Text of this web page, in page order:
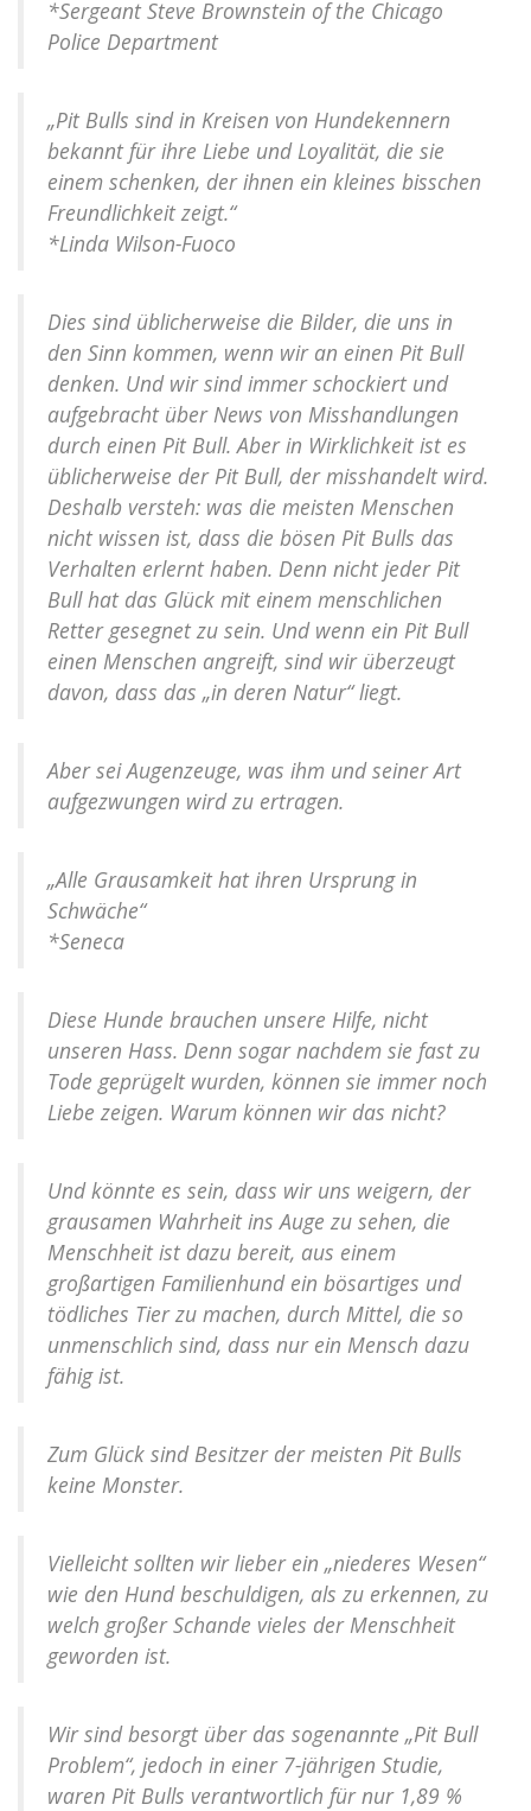
*Sergeant Steve Brownstein of the Chicago
Police Department
„Pit Bulls sind in Kreisen von Hundekennern
bekannt für ihre Liebe und Loyalität, die sie
einem schenken, der ihnen ein kleines bisschen
Freundlichkeit zeigt.“
*Linda Wilson-Fuoco
Dies sind üblicherweise die Bilder, die uns in
den Sinn kommen, wenn wir an einen Pit Bull
denken. Und wir sind immer schockiert und
aufgebracht über News von Misshandlungen
durch einen Pit Bull. Aber in Wirklichkeit ist es
üblicherweise der Pit Bull, der misshandelt wird.
Deshalb versteh: was die meisten Menschen
nicht wissen ist, dass die bösen Pit Bulls das
Verhalten erlernt haben. Denn nicht jeder Pit
Bull hat das Glück mit einem menschlichen
Retter gesegnet zu sein. Und wenn ein Pit Bull
einen Menschen angreift, sind wir überzeugt
davon, dass das „in deren Natur“ liegt.
Aber sei Augenzeuge, was ihm und seiner Art
aufgezwungen wird zu ertragen.
„Alle Grausamkeit hat ihren Ursprung in
Schwäche“
*Seneca
Diese Hunde brauchen unsere Hilfe, nicht
unseren Hass. Denn sogar nachdem sie fast zu
Tode geprügelt wurden, können sie immer noch
Liebe zeigen. Warum können wir das nicht?
Und könnte es sein, dass wir uns weigern, der
grausamen Wahrheit ins Auge zu sehen, die
Menschheit ist dazu bereit, aus einem
großartigen Familienhund ein bösartiges und
tödliches Tier zu machen, durch Mittel, die so
unmenschlich sind, dass nur ein Mensch dazu
fähig ist.
Zum Glück sind Besitzer der meisten Pit Bulls
keine Monster.
Vielleicht sollten wir lieber ein „niederes Wesen“
wie den Hund beschuldigen, als zu erkennen, zu
welch großer Schande vieles der Menschheit
geworden ist.
Wir sind besorgt über das sogenannte „Pit Bull
Problem“, jedoch in einer 7-jährigen Studie,
waren Pit Bulls verantwortlich für nur 1,89 %